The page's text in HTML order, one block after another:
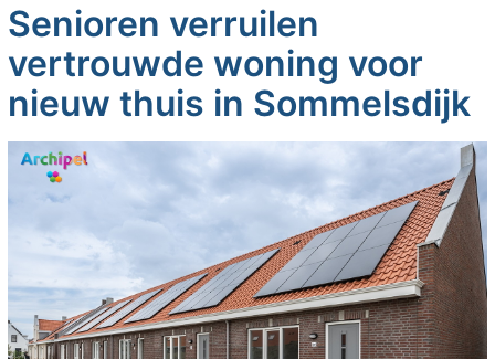
Senioren verruilen
vertrouwde woning voor
nieuw thuis in Sommelsdijk